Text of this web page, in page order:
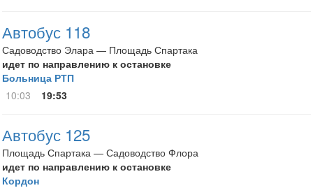
Автобус 118
Садоводство Элара — Площадь Спартака
идет по направлению к остановке
Больница РТП
10:03
19:53
Автобус 125
Площадь Спартака — Садоводство Флора
идет по направлению к остановке
Кордон